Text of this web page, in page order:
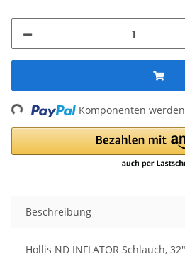
Komponenten
Beschreibung
Hollis ND INFLATOR Schlauch,